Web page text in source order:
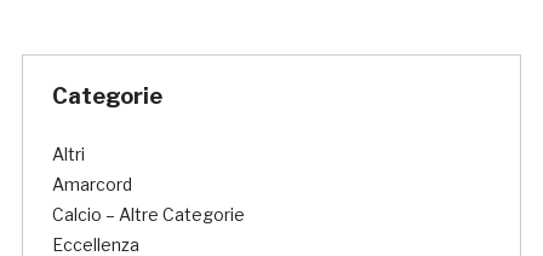
Categorie
Altri
Amarcord
Calcio – Altre Categorie
Eccellenza